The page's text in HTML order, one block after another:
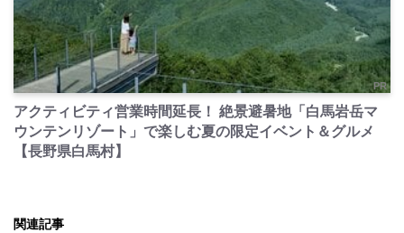
PR
アクティビティ営業時間延長！ 絶景避暑地「白馬岩岳マ
ウンテンリゾート」で楽しむ夏の限定イベント＆グルメ
【長野県白馬村】
関連記事